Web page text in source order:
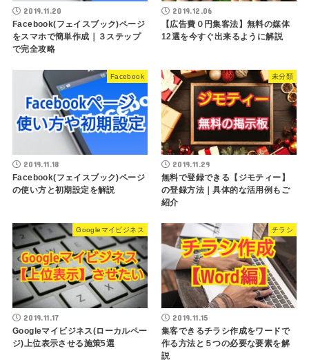
2019.11.20
Facebook(フェイスブック)ページ
をスマホで簡単作成｜３ステップ
で完全攻略
2019.12.06
【広告費０円集客法】無料の媒体
12選を今すぐ出来るように解説
Facebook
2019.11.18
Facebook(フェイスブック)ページ
の使い方と初期設定を解説
未分類
2019.11.29
無料で登録できる【ジモティー】
の登録方法｜具体的な活用例もご
紹介
Googleマイビジネス
2019.11.17
Googleマイビジネス(ローカルペー
ジ)上位表示させる施策5選
チラシ
2019.11.15
集客できるチラシ作成をワードで
作る方法と５つの必要な要素を解
説